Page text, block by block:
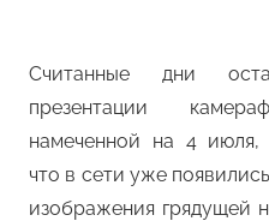
Считанные дни
презентации
намеченной на 4 июля,
что в сети уже
изображения грядущей